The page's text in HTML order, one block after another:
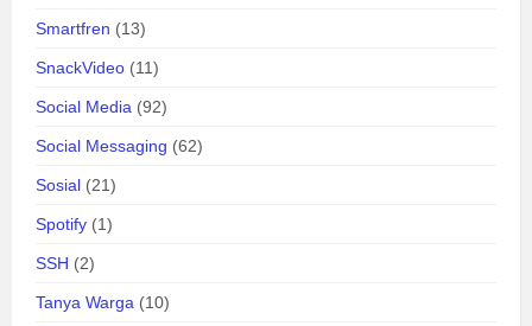
Smartfren (13)
SnackVideo (11)
Social Media (92)
Social Messaging (62)
Sosial (21)
Spotify (1)
SSH (2)
Tanya Warga (10)